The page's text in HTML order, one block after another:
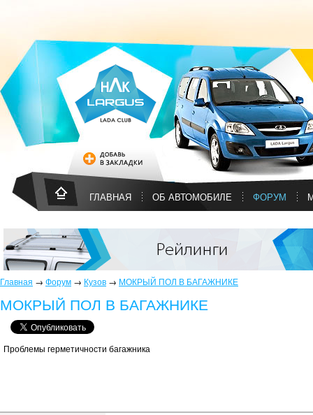
ГЛАВНАЯ ОБ АВТОМОБИЛЕ ФОРУМ
Главная → Форум → Кузов → МОКРЫЙ ПОЛ В БАГАЖНИКЕ
МОКРЫЙ ПОЛ В БАГАЖНИКЕ
Проблемы герметичности багажника